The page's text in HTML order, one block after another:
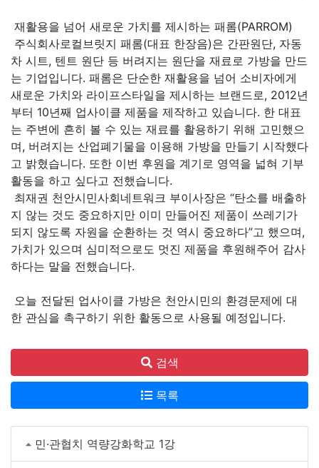
재활용을 넘어 새로운 가치를 제시하는 패롬(PARROM)
주식회사로컬브릿지 패롬(대표 한장음)은 간판원단, 자동
차 시트, 텐트 원단 등 버려지는 원단을 재료로 가방을 만드
는 기업입니다. 패롬은 단순한 재활용을 넘어 소비자에게
새로운 가치와 라이프스타일을 제시하는 브랜드로, 2012년
부터 10년째 업사이클 제품을 제작하고 있습니다. 한 대표
는 주변에 흔히 볼 수 있는 재료를 활용하기 위해 고민했으
며, 버려지는 산업폐기물을 이용해 가방을 만들기 시작했다
고 밝혔습니다. 또한 이번 후원을 계기로 영역을 넓혀 기부
활동을 하고 싶다고 전했습니다.
최재권 천안시민사회네트워크 부이사장은 “탄소를 배출하
지 않는 것도 중요하지만 이미 만들어진 제품이 쓰레기가
되지 않도록 자원을 순환하는 것 역시 중요하다”고 했으며,
가치가 있으며 심미적으로도 멋진 제품을 후원해주어 감사
하다는 말을 전했습니다.
오늘 전달된 업사이클 가방은 천안시민의 환경문제에 대
한 관심을 촉구하기 위한 활동으로 사용될 예정입니다.
검색
목록
민·관협치 역량강화학교 1강